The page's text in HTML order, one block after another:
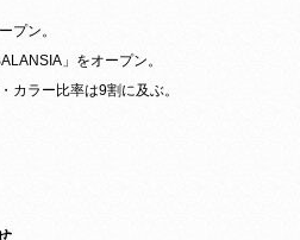
プン。
」をオープン。
カラー比率は9割に及ぶ。